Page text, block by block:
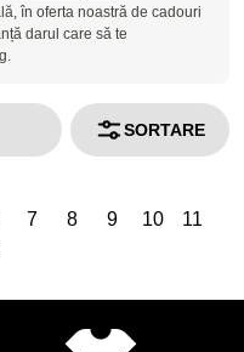
în oferta noastră de cadouri
darul care să te
SORTARE
7 8 9 10
11